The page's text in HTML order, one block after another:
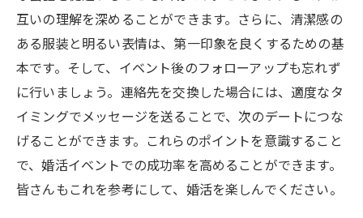
互いの理解を深めることができます。さらに、清潔感の
ある服装と明るい表情は、第一印象を良くするための基
本です。そして、イベント後のフォローアップも忘れず
に行いましょう。連絡先を交換した場合には、適度なタ
イミングでメッセージを送ることで、次のデートにつな
げることができます。これらのポイントを意識すること
で、婚活イベントでの成功率を高めることができます。
皆さんもこれを参考にして、婚活を楽しんでください。